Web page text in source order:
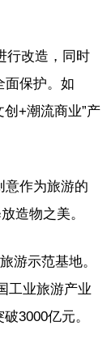
行改造，同时
面保护。如
+潮流商业”产
意作为旅游的
造物之美。
游示范基地。
工业旅游产业
3000亿元。